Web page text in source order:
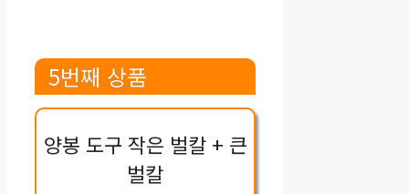
5번째 상품
양봉 도구 작은 벌칼 + 큰
벌칼